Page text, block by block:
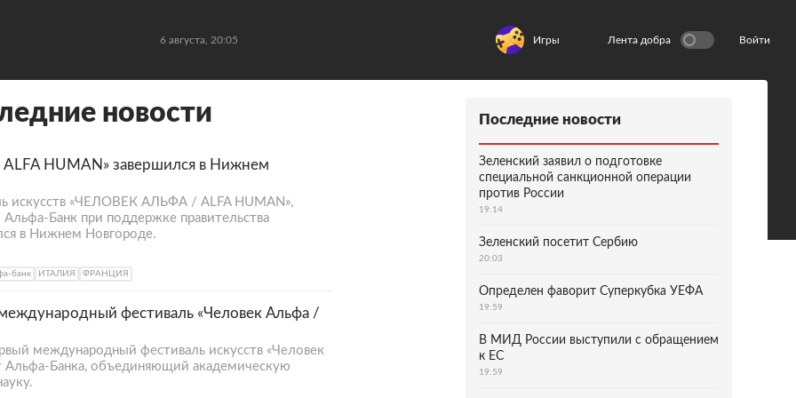
6 августа, 20:05 Игры Лента добра Войти
новости
HUMAN» завершился в Нижнем
искусств «ЧЕЛОВЕК АЛЬФА / ALFA HUMAN»,
Банк при поддержке правительства
в Нижнем Новгороде.
банк ИТАЛИЯ ФРАНЦИЯ
фестиваль «Человек Альфа /
международный фестиваль искусств «Человек
Альфа-Банка, объединяющий академическую
Последние новости
Зеленский заявил о подготовке
специальной санкционной операции
против России
19:14
Зеленский посетит Сербию
20:03
Определен фаворит Суперкубка УЕФА
19:59
В МИД России выступили с обращением
к ЕС
19:59